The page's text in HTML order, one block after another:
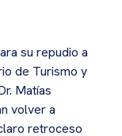
su repudio a
de Turismo y
Matías
volver a
retroceso